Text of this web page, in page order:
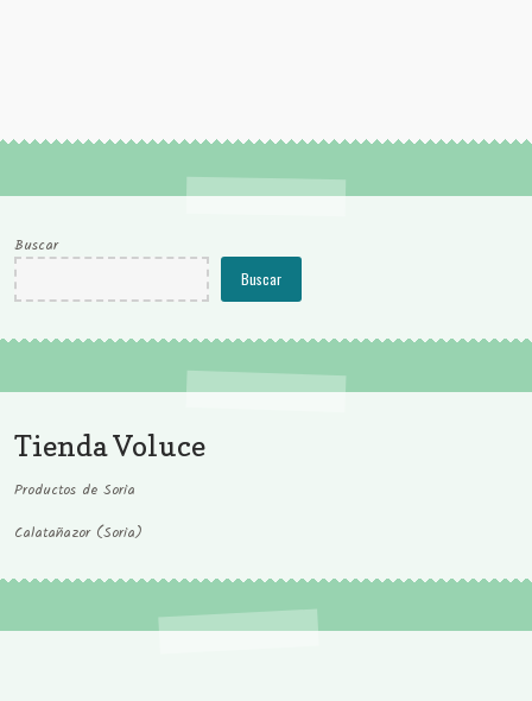
Buscar
Buscar
Tienda Voluce
Productos de Soria
Calatañazor (Soria)